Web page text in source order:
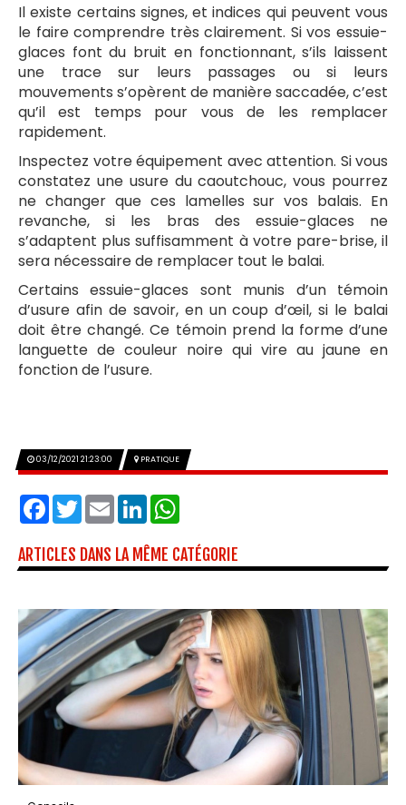
Il existe certains signes, et indices qui peuvent vous
le faire comprendre très clairement. Si vos essuie-
glaces font du bruit en fonctionnant, s’ils laissent
une trace sur leurs passages ou si leurs
mouvements s’opèrent de manière saccadée, c’est
qu’il est temps pour vous de les remplacer
rapidement.
Inspectez votre équipement avec attention. Si vous
constatez une usure du caoutchouc, vous pourrez
ne changer que ces lamelles sur vos balais. En
revanche, si les bras des essuie-glaces ne
s’adaptent plus suffisamment à votre pare-brise, il
sera nécessaire de remplacer tout le balai.
Certains essuie-glaces sont munis d’un témoin
d’usure afin de savoir, en un coup d’œil, si le balai
doit être changé. Ce témoin prend la forme d’une
languette de couleur noire qui vire au jaune en
fonction de l’usure.
03/12/2021 21:23:00 PRATIQUE
Facebook
TwitterEmailLinkedIn
ARTICLES DANS LA MÊME CATÉGORIE